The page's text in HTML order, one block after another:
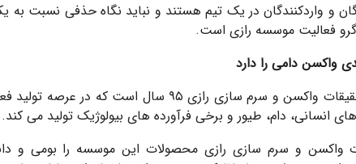
و واردکنندگان در یک تیم هستند و نباید نگاه حذفی نسبت به
فعالیت موسسه رازی است.
واکسن دامی را دارد
داداش پور با بیان اینکه موسسه تحقیقات واکسن و سرم سازی رازی
و سرم سازی رازی محصولات این موسسه را بومی و